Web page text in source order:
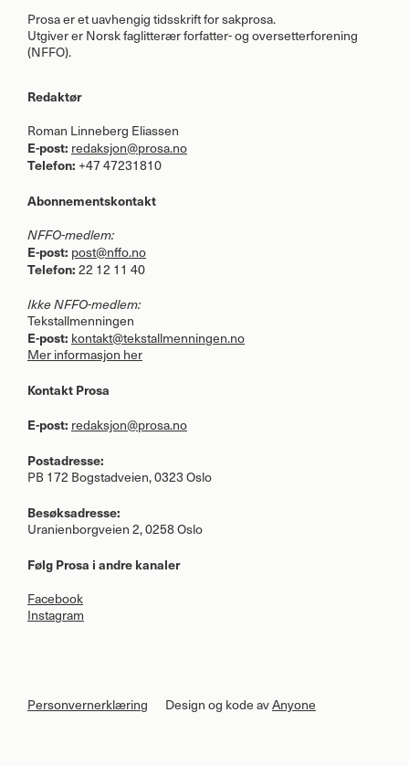
Prosa er et uavhengig tidsskrift for sakprosa.
Utgiver er Norsk faglitterær forfatter- og oversetterforening
(NFFO).
Redaktør
Roman Linneberg Eliassen
E-post: redaksjon@prosa.no
Telefon: +47 47231810
Abonnementskontakt
NFFO-medlem:
E-post: post@nffo.no
Telefon: 22 12 11 40
IkkeNFFO-medlem:
Tekstallmenningen
E-post: kontakt@tekstallmenningen.no
Mer informasjon her
Kontakt Prosa
E-post: redaksjon@prosa.no
Postadresse:
PB 172 Bogstadveien, 0323 Oslo
Besøksadresse:
Uranienborgveien 2, 0258 Oslo
Følg Prosa i andre kanaler
Facebook
Instagram
Personvernerklæring Design og kode avAnyone